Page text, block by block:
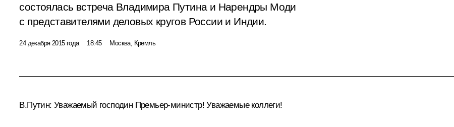
состоялась встреча Владимира Путина и Нарендры Моди
с представителями деловых кругов России и Индии.
24 декабря 2015 года 18:45 Москва, Кремль
В.Путин: Уважаемый господин Премьер-министр! Уважаемые коллеги!